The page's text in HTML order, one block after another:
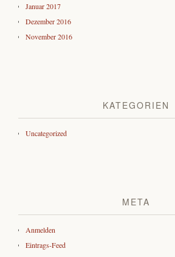
Januar 2017
Dezember 2016
November 2016
KATEGORIEN
Uncategorized
META
Anmelden
Eintrags-Feed